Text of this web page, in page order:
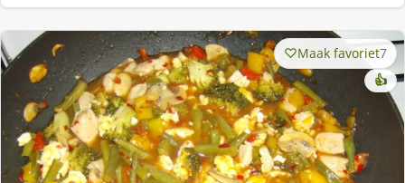
Maak favoriet7
👍